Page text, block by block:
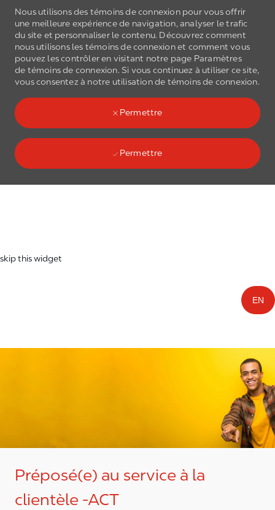
Nous utilisons des témoins de connexion pour vous offrir
une meilleure expérience de navigation, analyser le trafic
du site et personnaliser le contenu. Découvrez comment
nous utilisons les témoins de connexionet comment vous
pouvez les contrôler en visitant notre page Paramètres
de témoins de connexion. Si vous continuez à utiliser ce site,
vous consentez à notre utilisation de témoins de connexion.
Permettre
Permettre
Skip to main content
(0)
skip this widget
EN
Préposé(e) au service à la
clientèle -ACT